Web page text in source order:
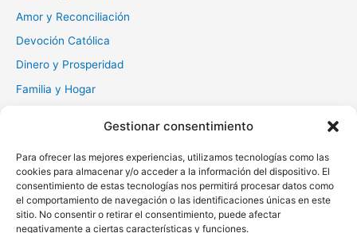
Gestionar consentimiento
Para ofrecer las mejores experiencias, utilizamos tecnologías como las
cookies para almacenar y/o acceder a la información del dispositivo. El
consentimiento de estas tecnologías nos permitirá procesar datos como
el comportamiento de navegación o las identificaciones únicas en este
sitio. No consentir o retirar el consentimiento, puede afectar
negativamente a ciertas características y funciones.
Amor y Reconciliación
Devoción Católica
Dinero y Prosperidad
Familia y Hogar
Muerte y Difuntos
Oraciones Diarias
Otras